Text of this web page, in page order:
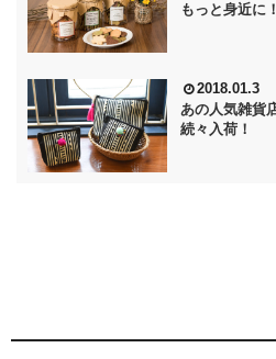
もっと身近に！
2018.01.3
あの人気雑貨
続々入荷！